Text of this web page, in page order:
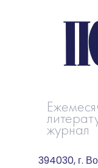
журнал
394030, г.